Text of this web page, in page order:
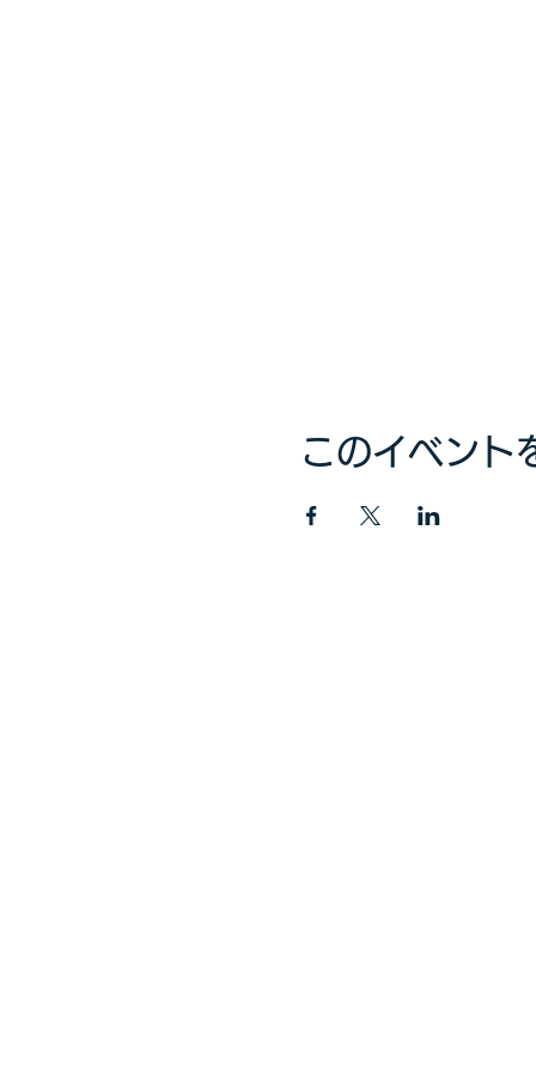
このイベント